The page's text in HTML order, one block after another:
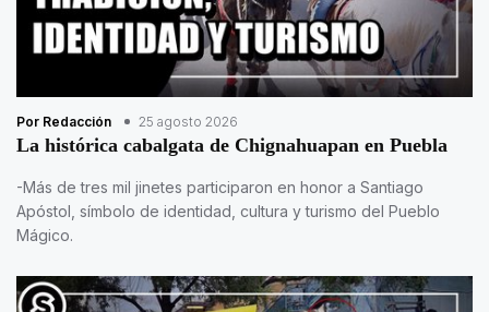
Por Redacción 25 agosto 2026
La histórica cabalgata de Chignahuapan en Puebla
-Más de tres mil jinetes participaron en honor a Santiago
Apóstol, símbolo de identidad, cultura y turismo del Pueblo
Mágico.